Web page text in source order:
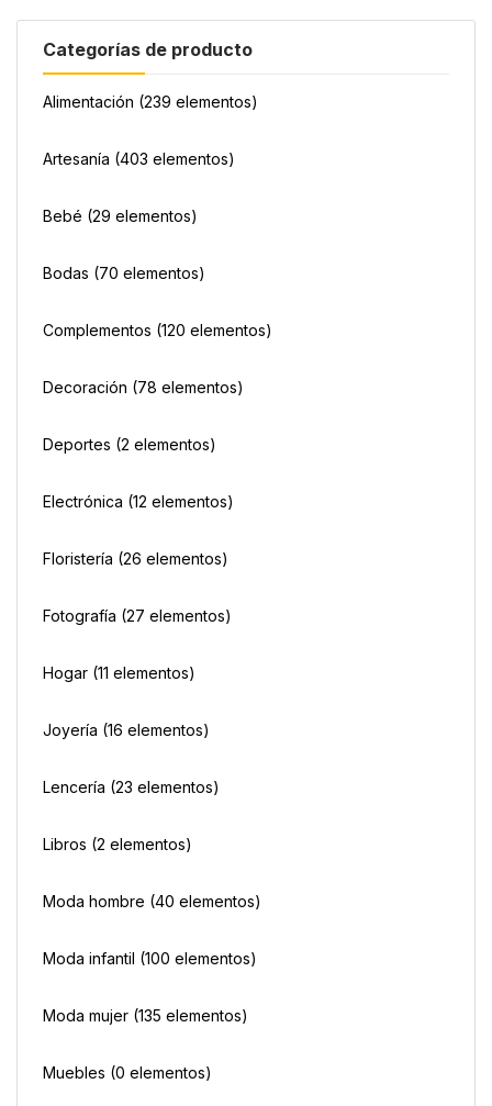
Categorías de producto
Alimentación (239 elementos)
Artesanía (403 elementos)
Bebé (29 elementos)
Bodas (70 elementos)
Complementos (120 elementos)
Decoración (78 elementos)
Deportes (2 elementos)
Electrónica (12 elementos)
Floristería (26 elementos)
Fotografía (27 elementos)
Hogar (11 elementos)
Joyería (16 elementos)
Lencería (23 elementos)
Libros (2 elementos)
Moda hombre (40 elementos)
Moda infantil (100 elementos)
Moda mujer (135 elementos)
Muebles (0 elementos)